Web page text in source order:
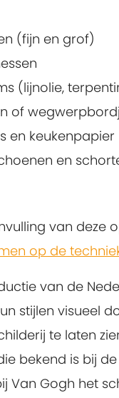
(fijn en grof)
(lijnolie,
of
en keukenpapier
en
van deze
op de
van de
stijlen visueel
te laten
bekend is bij
Van Gogh het